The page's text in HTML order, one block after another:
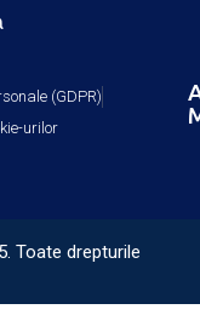
(GDPR)
urilor
Toate drepturile